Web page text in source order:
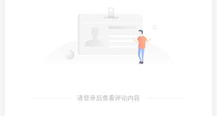
请登录后查看评论内容